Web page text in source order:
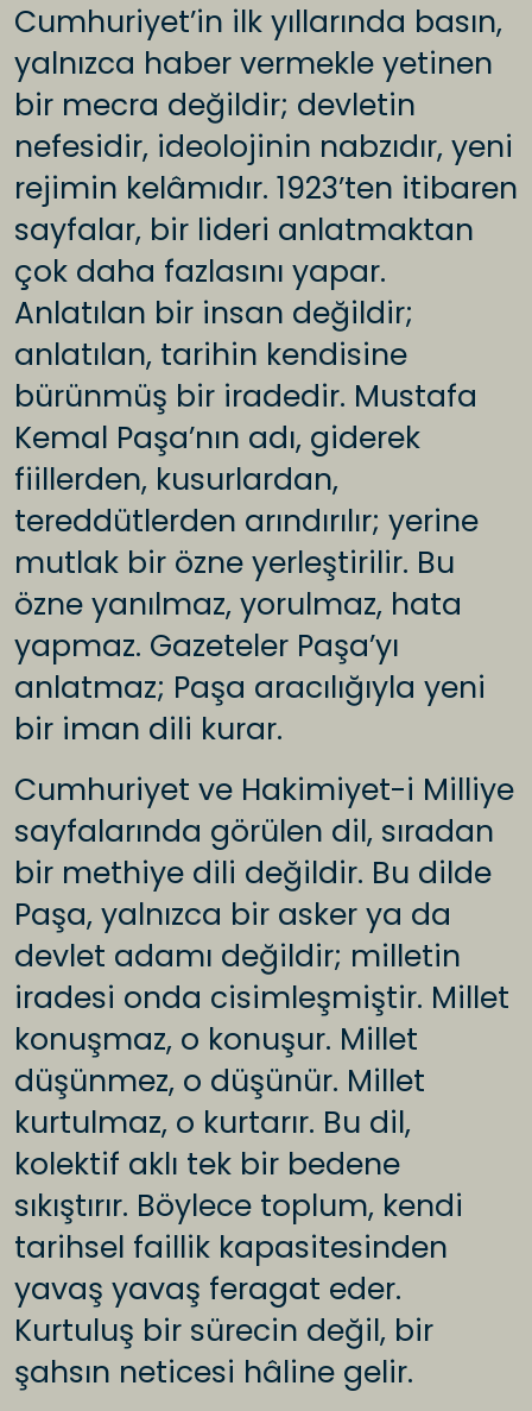
Cumhuriyet’in ilk yıllarında basın,
yalnızca haber vermekle yetinen
bir mecra değildir; devletin
nefesidir, ideolojinin nabzıdır, yeni
rejimin kelâmıdır. 1923’ten itibaren
sayfalar, bir lideri anlatmaktan
çok daha fazlasını yapar.
Anlatılan bir insan değildir;
anlatılan, tarihin kendisine
bürünmüş bir iradedir. Mustafa
Kemal Paşa’nın adı, giderek
fiillerden, kusurlardan,
tereddütlerden arındırılır; yerine
mutlak bir özne yerleştirilir. Bu
özne yanılmaz, yorulmaz, hata
yapmaz. Gazeteler Paşa’yı
anlatmaz; Paşa aracılığıyla yeni
bir iman dili kurar.
Cumhuriyet ve Hakimiyet-i Milliye
sayfalarında görülen dil, sıradan
bir methiye dili değildir. Bu dilde
Paşa, yalnızca bir asker ya da
devlet adamı değildir; milletin
iradesi onda cisimleşmiştir. Millet
konuşmaz, o konuşur. Millet
düşünmez, o düşünür. Millet
kurtulmaz, o kurtarır. Bu dil,
kolektif aklı tek bir bedene
sıkıştırır. Böylece toplum, kendi
tarihsel faillik kapasitesinden
yavaş yavaş feragat eder.
Kurtuluş bir sürecin değil, bir
şahsın neticesi hâline gelir.